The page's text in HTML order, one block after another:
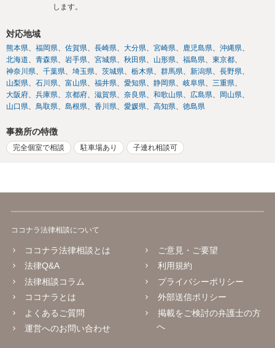
します。
対応地域
熊本県 福岡県 佐賀県 長崎県 大分県 宮崎県 鹿児島県
沖縄県
北海道
青森県 岩手県 宮城県 秋田県 山形県 福島県
東京都
神奈川県
千葉県 埼玉県 茨城県 栃木県 群馬県 新潟県
長野県
山梨県
石川県 富山県 福井県 愛知県 静岡県 岐阜県
三重県
大阪府
兵庫県 京都府 滋賀県 奈良県 和歌山県 広島県
岡山県
山口県
鳥取県 島根県 香川県 愛媛県 高知県 徳島県
事務所の特徴
完全個室で相談 駐車場あり 子連れ相談可
ココナラ法律相談について
ココナラ法律相談とは
法律Q&A
法律相談コラム
ココナラとは
よくあるご質問
運営へのお問い合わせ
ご意見・ご要望
利用規約
プライバシーポリシー
外部送信ポリシー
掲載をご検討の弁護士の方
へ